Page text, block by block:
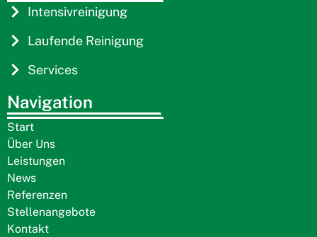
Intensivreinigung
Laufende Reinigung
Services
Navigation
Start
Über Uns
Leistungen
News
Referenzen
Stellenangebote
Kontakt